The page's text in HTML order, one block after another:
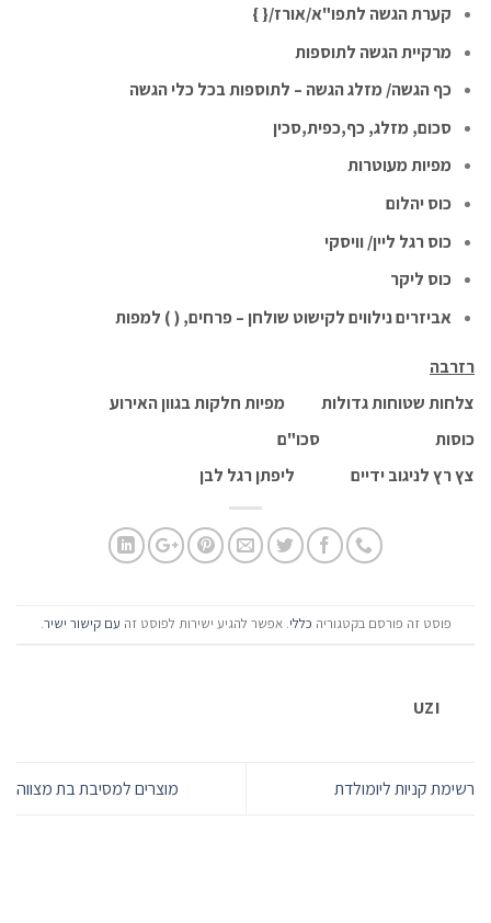
קערת הגשה לתפו"א/אורז/{ }
מרקיית הגשה לתוספות
כף הגשה/ מזלג הגשה – לתוספות בכל כלי הגשה
סכום, מזלג, כף,כפית,סכין
מפיות מעוטרות
כוס יהלום
כוס רגל ליין/ וויסקי
כוס ליקר
אביזרים נילווים לקישוט שולחן – פרחים, ( ) למפות
רזרבה
צלחות שטוחות גדולות מפיות חלקות בגוון האירוע
כוסות סכו"ם
צץ רץ לניגוב ידיים ליפתן רגל לבן
פוסט זה פורסם בקטגוריה כללי. אפשר להגיע ישירות לפוסט זה עם קישור ישיר.
UZI
רשימת קניות ליומולדת מוצרים למסיבת בת מצווה